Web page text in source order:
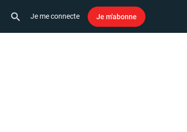
Je me connecte Je m'abonne